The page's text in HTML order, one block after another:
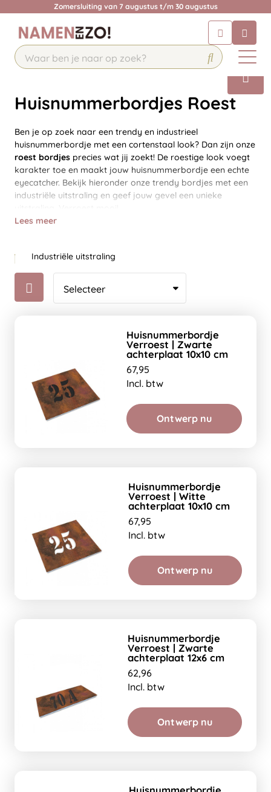
Zomersluiting van 7 augustus t/m 30 augustus
Chat 24/7 met onze chatbot voor
hulp
Contact
Huisnummerbordjes Roest
Ben je op zoek naar een trendy en industrieel
huisnummerbordje met een cortenstaal look? Dan zijn onze
roest bordjes precies wat jij zoekt! De roestige look voegt
karakter toe en maakt jouw huisnummerbordje een echte
eyecatcher. Bekijk hieronder onze trendy bordjes met een
industriële uitstraling en geef jouw gevel een unieke
Lees meer
Industriële uitstraling
Huisnummerbordje
Verroest | Zwarte
achterplaat 10x10 cm
67,95
Incl. btw
Ontwerp nu
Huisnummerbordje
Verroest | Witte
achterplaat 10x10 cm
67,95
Incl. btw
Ontwerp nu
Huisnummerbordje
Verroest | Zwarte
achterplaat 12x6 cm
62,96
Incl. btw
Ontwerp nu